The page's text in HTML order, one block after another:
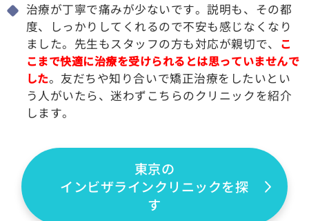
治療が丁寧で痛みが少ないです。説明も、その都
度、しっかりしてくれるので不安も感じなくなり
ました。先生もスタッフの方も対応が親切で、 こ
こまで快適に治療を受けられるとは思っていませんで
した。友だちや知り合いで矯正治療をしたいとい
う人がいたら、迷わずこちらのクリニックを紹介
します。
東京の
インビザラインクリニックを探
す